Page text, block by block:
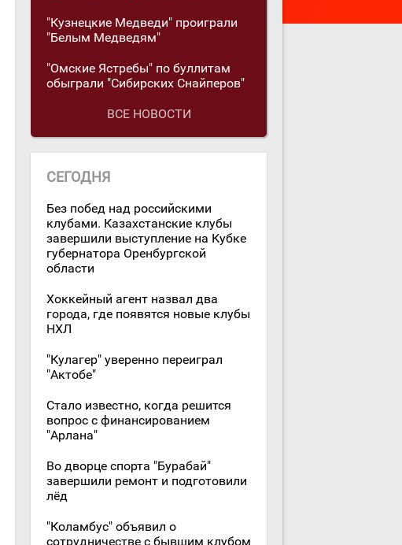
"Кузнецкие Медведи" проиграли
"Белым Медведям"
"Омские Ястребы" по буллитам
обыграли "Сибирских Снайперов"
ВСЕ НОВОСТИ
СЕГОДНЯ
Без побед над российскими
клубами. Казахстанские клубы
завершили выступление на Кубке
губернатора Оренбургской
области
Хоккейный агент назвал два
города, где появятся новые клубы
НХЛ
"Кулагер" уверенно переиграл
"Актобе"
Стало известно, когда решится
вопрос с финансированием
"Арлана"
Во дворце спорта "Бурабай"
завершили ремонт и подготовили
лёд
"Коламбус" объявил о
сотрудничестве с бывшим клубом